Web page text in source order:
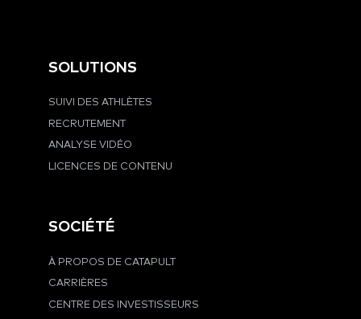
SOLUTIONS
SUIVI DES ATHLÈTES
RECRUTEMENT
ANALYSE VIDÉO
LICENCES DE CONTENU
SOCIÉTÉ
À PROPOS DE CATAPULT
CARRIÈRES
CENTRE DES INVESTISSEURS